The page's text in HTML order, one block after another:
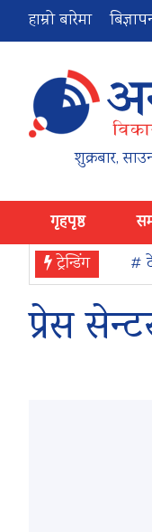
हाम्रो बारेमा
शुक्रबार,
गृहपृष्ठ
ट्रेन्डिंग
#
प्रेस